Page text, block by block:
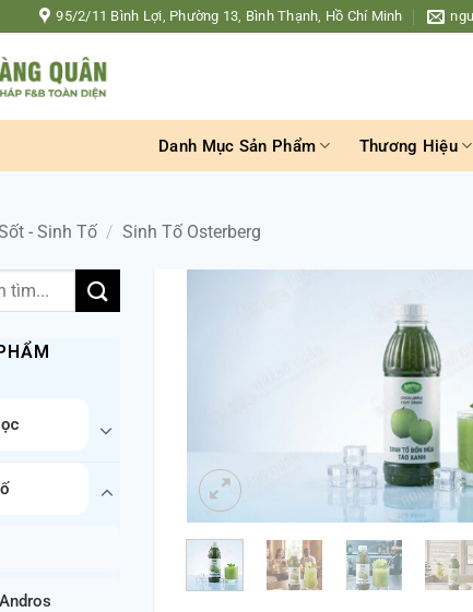
95/2/11 Bình Lợi, Phường 13, Bình Thạnh, Hồ Chí Minh
Danh Mục Sản Phẩm Thương Hiệu
- Sinh Tố / Sinh Tố Osterberg